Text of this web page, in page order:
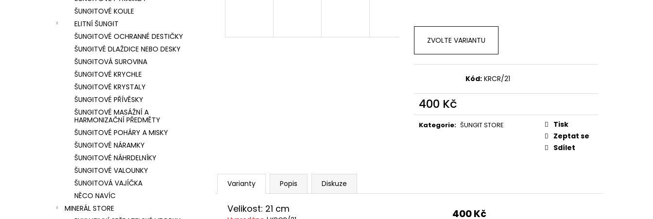
ŠUNGITOVÉ KOULE
ELITNÍ ŠUNGIT
ŠUNGITOVÉ OCHRANNÉ DESTIČKY
ŠUNGITVÉ DLAŽDICE NEBO DESKY
ŠUNGITOVÁ SUROVINA
ŠUNGITOVÉ KRYCHLE
ŠUNGITOVÉ KRYSTALY
ŠUNGITOVÉ PŘÍVĚSKY
ŠUNGITOVÉ MASÁŽNÍ A
HARMONIZAČNÍ PŘEDMĚTY
ŠUNGITOVÉ POHÁRY A MISKY
ŠUNGITOVÉ NÁRAMKY
ŠUNGITOVÉ NÁHRDELNÍKY
ŠUNGITOVÉ VALOUNKY
ŠUNGITOVÁ VAJÍČKA
NĚCO NAVÍC
MINERÁL STORE
ZVOLTE VARIANTU
Kód: KRCR/21
400 Kč
Měrná
cena:
Kategorie: ŠUNGIT STORE
Tisk
Zeptat se
Sdílet
Varianty Popis Diskuze
Velikost: 21 cm 400 Kč